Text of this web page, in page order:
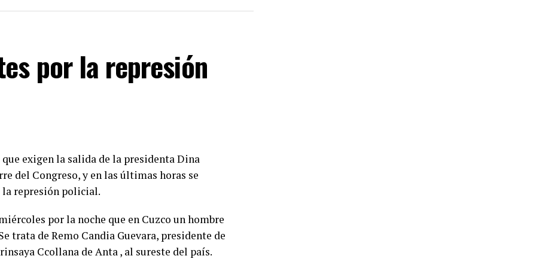
vacunas que se suman al Plan de
autorizada para su uso en la franja
Moderna, disponible para la
Vizzotti.
importante y extenso como para que
y en el libre juego de las instituciones
les interesa ”.
juicio político a los integrantes de la Corte
por la represión
exigen la salida de la presidenta Dina
del Congreso, y en las últimas horas se
la represión policial.
por la noche que en Cuzco un hombre
trata de Remo Candia Guevara, presidente de
Ccollana de Anta , al sureste del país.